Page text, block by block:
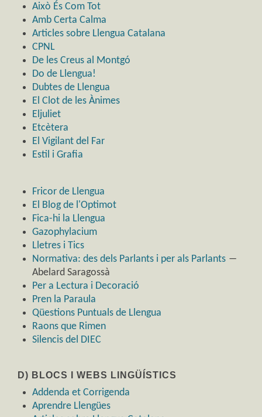
Això És Com Tot
Amb Certa Calma
Articles sobre Llengua Catalana
CPNL
De les Creus al Montgó
Do de Llengua!
Dubtes de Llengua
El Clot de les Ànimes
Eljuliet
Etcètera
El Vigilant del Far
Estil i Grafia
Fricor de Llengua
El Blog de l'Optimot
Fica-hi la Llengua
Gazophylacium
Lletres i Tics
Normativa: des dels Parlants i per als Parlants ―
Abelard Saragossà
Per a Lectura i Decoració
Pren la Paraula
Qüestions Puntuals de Llengua
Raons que Rimen
Silencis del DIEC
D) BLOCS I WEBS LINGÜÍSTICS
Addenda et Corrigenda
Aprendre Llengües